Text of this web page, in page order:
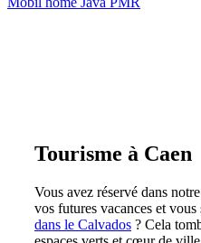
Tourisme à Caen
Vous avez réservé dans notre
vos futures vacances et
dans le Calvados ? Cela